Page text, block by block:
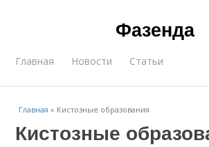
Фазенда
Главная Новости Статьи
Главная » Кистозные образования
Кистозные